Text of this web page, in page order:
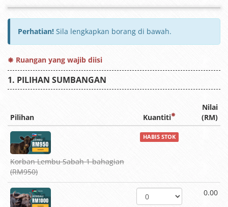
Perhatian! Sila lengkapkan borang di bawah.
Ruangan yang wajib diisi
PILIHAN SUMBANGAN
Pilihan Kuantiti
Nilai
(RM)
Korban Lembu Sabah 1 bahagian
(RM950)
HABIS STOK
0.00